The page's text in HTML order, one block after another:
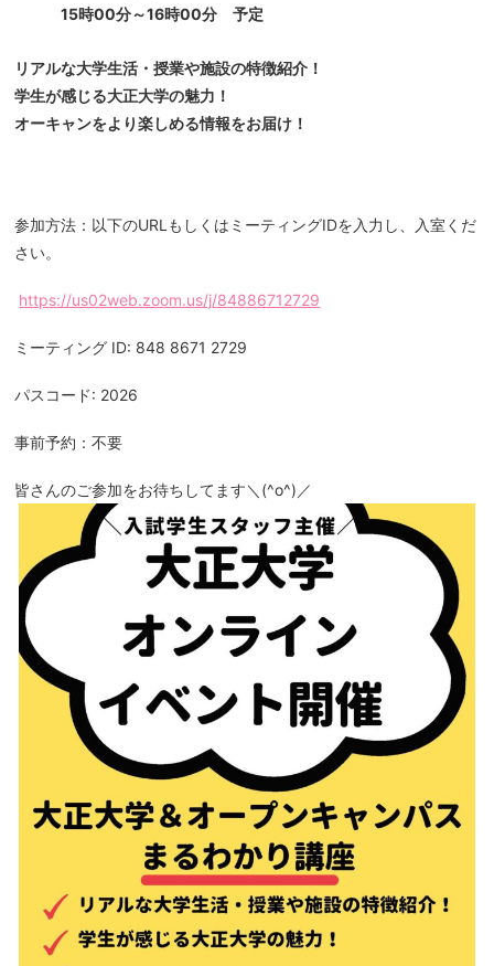
15時00分～16時00分 予定
リアルな大学生活・授業や施設の特徴紹介！
学生が感じる大正大学の魅力！
オーキャンをより楽しめる情報をお届け！
参加方法：以下のURLもしくはミーティングIDを入力し、入室くだ
さい。
https://us02web.zoom.us/j/84886712729
ミーティング ID: 848 8671 2729
パスコード: 2026
事前予約：不要
皆さんのご参加をお待ちしてます＼(^o^)／